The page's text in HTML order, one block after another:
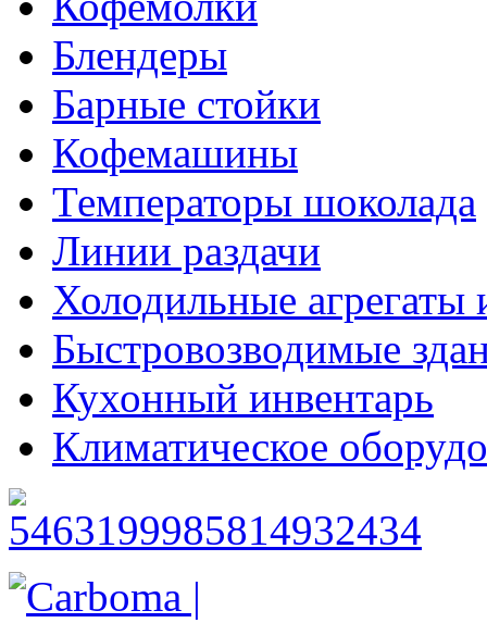
Блендеры
Барные стойки
Кофемашины
Температоры шоколада
Линии раздачи
Холодильные агрегаты
Быстровозводимые
Кухонный инвентарь
Климатическое